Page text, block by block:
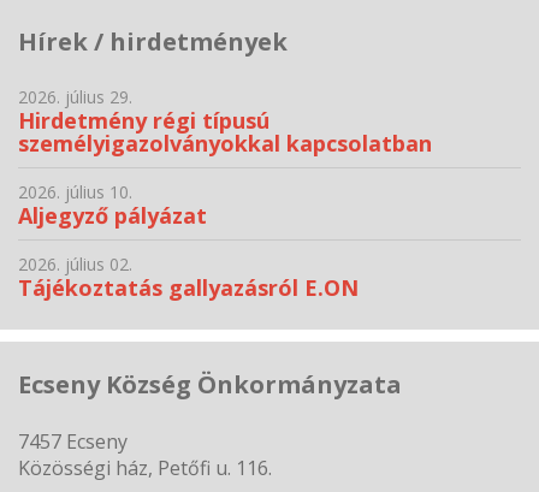
Hírek / hirdetmények
2026. július 29.
Hirdetmény régi típusú
személyigazolványokkal kapcsolatban
2026. július 10.
Aljegyző pályázat
2026. július 02.
Tájékoztatás gallyazásról E.ON
Ecseny Község Önkormányzata
7457 Ecseny
Közösségi ház, Petőfi u. 116.